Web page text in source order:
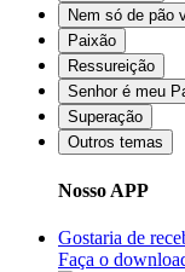
Nem só de pão
Paixão
Ressureição
Senhor é meu
Superação
Outros temas
Nosso APP
Gostaria de
Faça o